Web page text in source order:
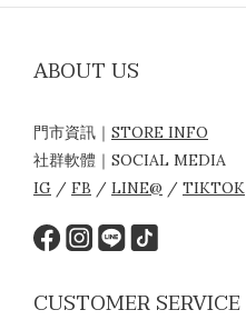
ABOUT US
門市資訊｜ STORE INFO
社群軟體｜SOCIAL MEDIA
IG / FB / LINE@ / TIKTOK
CUSTOMER SERVICE